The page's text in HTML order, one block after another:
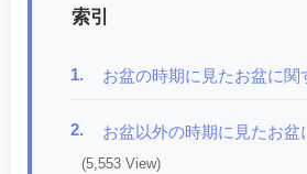
索引
1. お盆の時期に見たお盆に関
2. お盆以外の時期に見たお盆
(5,553 View)